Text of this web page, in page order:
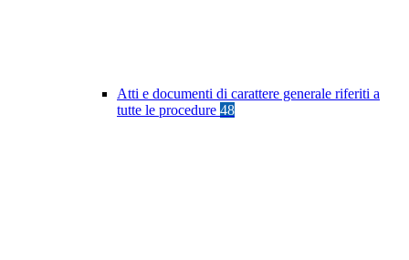
Atti e documenti di carattere generale riferiti a
tutte le procedure 48